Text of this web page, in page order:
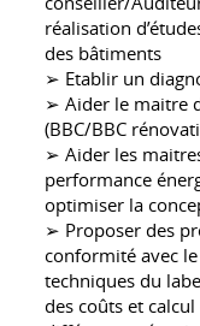
réalisation
des bâtiments
➢ Etablir un
➢ Aider le maitre
(BBC/BBC
➢ Aider les
performance
optimiser la
➢ Proposer des
conformité avec
techniques du
des coûts et